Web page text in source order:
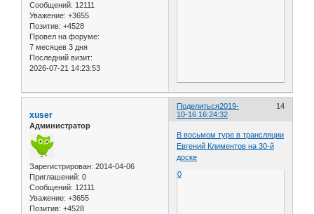
Сообщений: 12111
Уважение: +3655
Позитив: +4528
Провел на форуме:
7 месяцев 3 дня
Последний визит:
2026-07-21 14:23:53
Поделиться 14
2019-
10-16 16:24:32
xuser
Администратор
Зарегистрирован: 2014-04-06
Приглашений: 0
Сообщений: 12111
Уважение: +3655
Позитив: +4528
В восьмом туре в трансляции
Евгений Климентов на 30-й
доске
0